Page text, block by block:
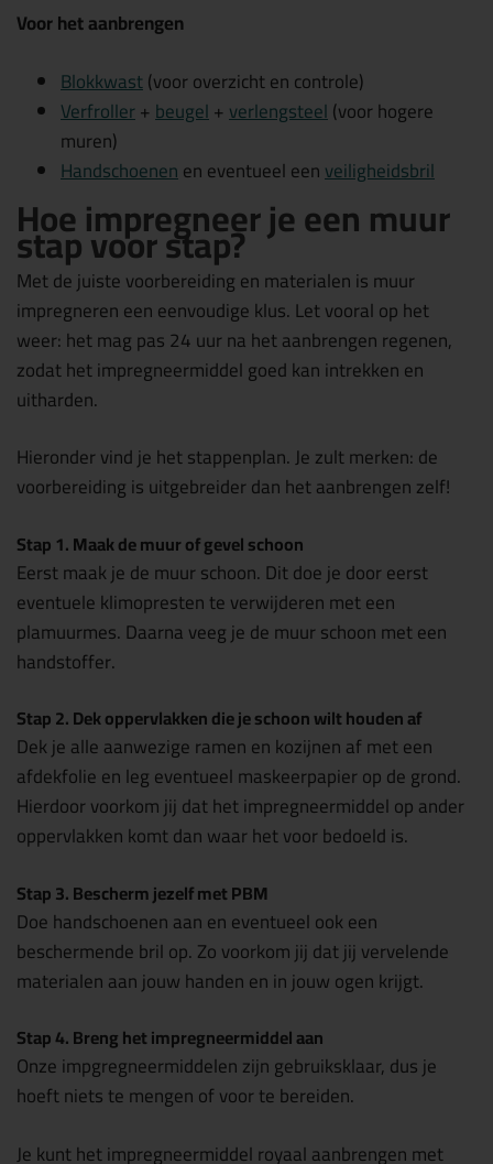
Voor het aanbrengen
Blokkwast(voor overzicht en controle)
Verfroller+beugel+verlengsteel(voor hogere
muren)
Handschoenenen eventueel eenveiligheidsbril
Hoe impregneer je een muur
stap voor stap?
Met de juiste voorbereiding en materialen is muur
impregneren een eenvoudige klus. Let vooral op het
weer: het mag pas 24 uur na het aanbrengen regenen,
zodat het impregneermiddel goed kan intrekken en
uitharden.
Hieronder vind je het stappenplan. Je zult merken: de
voorbereiding is uitgebreider dan het aanbrengen zelf!
Stap 1. Maak de muur of gevel schoon
Eerst maak je de muur schoon. Dit doe je door eerst
eventuele klimopresten te verwijderen met een
plamuurmes. Daarna veeg je de muur schoon met een
handstoffer.
Stap 2. Dek oppervlakken die je schoon wilt houden af
Dek je alle aanwezige ramen en kozijnen af met een
afdekfolie en leg eventueel maskeerpapier op de grond.
Hierdoor voorkom jij dat het impregneermiddel op ander
oppervlakken komt dan waar het voor bedoeld is.
Stap 3. Bescherm jezelf met PBM
Doe handschoenen aan en eventueel ook een
beschermende bril op. Zo voorkom jij dat jij vervelende
materialen aan jouw handen en in jouw ogen krijgt.
Stap 4. Breng het impregneermiddel aan
Onze impgregneermiddelen zijn gebruiksklaar, dus je
hoeft niets te mengen of voor te bereiden.
Je kunt het impregneermiddel royaal aanbrengen met